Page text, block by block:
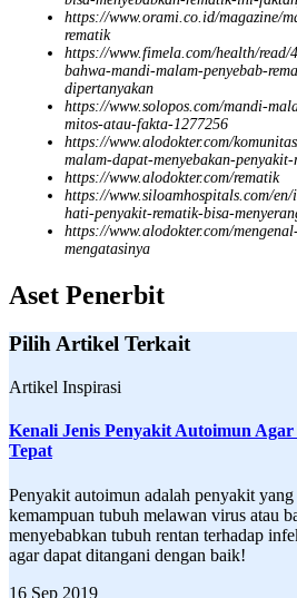
https://www.orami.co.id/magazine/
rematik
https://www.fimela.com/health/
bahwa-mandi-malam-penyebab-
dipertanyakan
https://www.solopos.com/mandi-
mitos-atau-fakta-1277256
https://www.alodokter.com/
malam-dapat-menyebakan-
https://www.alodokter.com/rematik
https://www.siloamhospitals.com/
hati-penyakit-rematik-bisa-
https://www.alodokter.com/
mengatasinya
Aset Penerbit
Pilih Artikel Terkait
Artikel Inspirasi
Kenali Jenis Penyakit Autoimun
Tepat
Penyakit autoimun adalah penyakit
kemampuan tubuh melawan virus atau
menyebabkan tubuh rentan terhadap
agar dapat ditangani dengan baik!
16 Sep 2019